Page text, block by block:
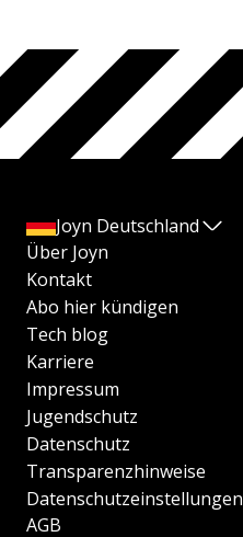
Joyn Deutschland
Über Joyn
Kontakt
Abo hier kündigen
Tech blog
Karriere
Impressum
Jugendschutz
Datenschutz
Transparenzhinweise
Datenschutzeinstellungen
AGB